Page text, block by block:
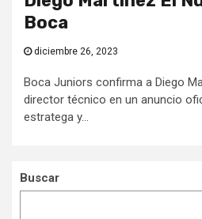
Boca
diciembre 26, 2023
Boca Juniors confirma a Diego
director técnico en un anuncio
estratega y...
Buscar